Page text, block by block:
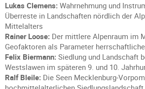
Lukas Clemens: Wahrnehmung und
Überreste in Landschaften nördlich der
Mittelalters
Rainer Loose: Der mittlere Alpenraum im
Geofaktoren als Parameter
Felix Biermann: Siedlung und Landschaft
Westslawen im späteren 9. und 10.
Ralf Bleile: Die Seen Mecklenburg-